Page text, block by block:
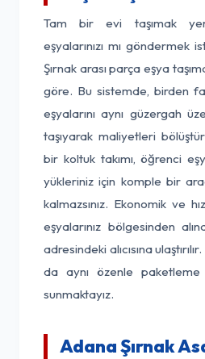
Tam bir evi taşımak
eşyalarınızı mı göndermek
Şırnak arası parça eşya
göre. Bu sistemde, birden
eşyalarını aynı güzergah
taşıyarak maliyetleri
bir koltuk takımı, öğrenci
yükleriniz için komple bir
kalmazsınız. Ekonomik ve
eşyalarınız bölgesinden
adresindeki alıcısına
da aynı özenle
sunmaktayız.
Adana Şırnak